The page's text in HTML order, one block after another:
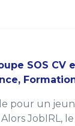
SOS
pour un
JobIRL,